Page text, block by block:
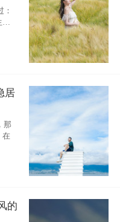
：
信
居
那
在
的